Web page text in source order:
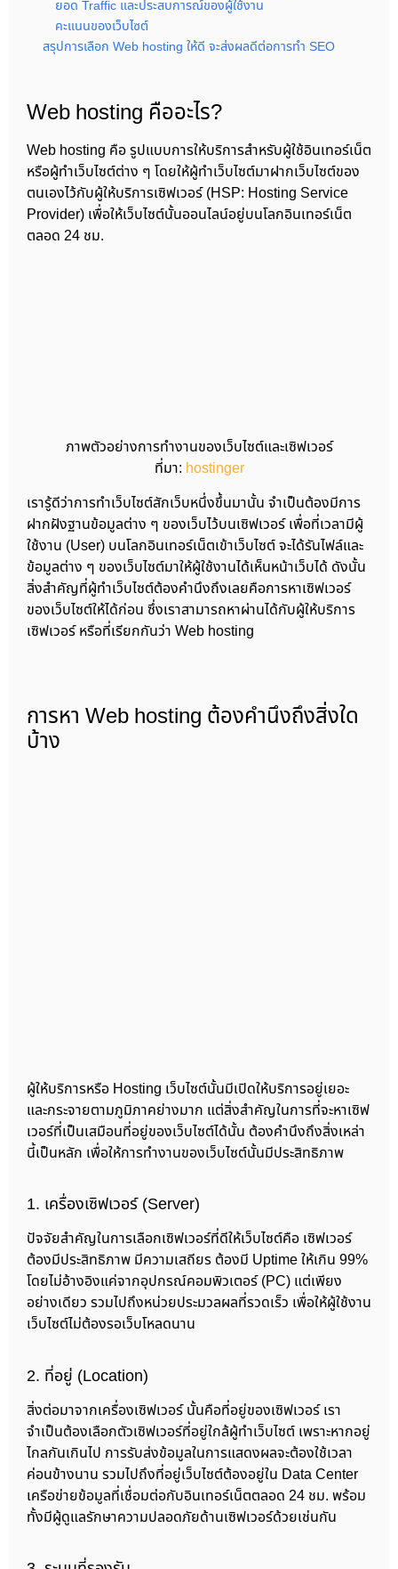
ยอด Traffic และประสบการณ์ของผู้ใช้งาน
คะแนนของเว็บไซต์
สรุปการเลือก Web hosting ให้ดี จะส่งผลดีต่อการทำ SEO
Web hosting คืออะไร?
Web hosting คือ รูปแบบการให้บริการสำหรับผู้ใช้อินเทอร์เน็ต
หรือผู้ทำเว็บไซต์ต่าง ๆ โดยให้ผู้ทำเว็บไซต์มาฝากเว็บไซต์ของ
ตนเองไว้กับผู้ให้บริการเซิฟเวอร์ (HSP: Hosting Service
Provider) เพื่อให้เว็บไซต์นั้นออนไลน์อยู่บนโลกอินเทอร์เน็ต
ตลอด 24 ชม.
ภาพตัวอย่างการทำงานของเว็บไซต์และเซิฟเวอร์
ที่มา: hostinger
เรารู้ดีว่าการทำเว็บไซต์สักเว็บหนึ่งขึ้นมานั้น จำเป็นต้องมีการ
ฝากฝังฐานข้อมูลต่าง ๆ ของเว็บไว้บนเซิฟเวอร์ เพื่อที่เวลามีผู้
ใช้งาน (User) บนโลกอินเทอร์เน็ตเข้าเว็บไซต์ จะได้รันไฟล์และ
ข้อมูลต่าง ๆ ของเว็บไซต์มาให้ผู้ใช้งานได้เห็นหน้าเว็บได้ ดังนั้น
สิ่งสำคัญที่ผู้ทำเว็บไซต์ต้องคำนึงถึงเลยคือการหาเซิฟเวอร์
ของเว็บไซต์ให้ได้ก่อน ซึ่งเราสามารถหาผ่านได้กับผู้ให้บริการ
เซิฟเวอร์ หรือที่เรียกกันว่า Web hosting
การหา Web hosting ต้องคำนึงถึงสิ่งใด
บ้าง
ผู้ให้บริการหรือ Hosting เว็บไซต์นั้นมีเปิดให้บริการอยู่เยอะ
และกระจายตามภูมิภาคย่างมาก แต่สิ่งสำคัญในการที่จะหาเซิฟ
เวอร์ที่เป็นเสมือนที่อยู่ของเว็บไซต์ได้นั้น ต้องคำนึงถึงสิ่งเหล่า
นี้เป็นหลัก เพื่อให้การทำงานของเว็บไซต์นั้นมีประสิทธิภาพ
1. เครื่องเซิฟเวอร์ (Server)
ปัจจัยสำคัญในการเลือกเซิฟเวอร์ที่ดีให้เว็บไซต์คือ เซิฟเวอร์
ต้องมีประสิทธิภาพ มีความเสถียร ต้องมี Uptime ให้เกิน 99%
โดยไม่อ้างอิงแค่จากอุปกรณ์คอมพิวเตอร์ (PC) แต่เพียง
อย่างเดียว รวมไปถึงหน่วยประมวลผลที่รวดเร็ว เพื่อให้ผู้ใช้งาน
เว็บไซต์ไม่ต้องรอเว็บโหลดนาน
2. ที่อยู่ (Location)
สิ่งต่อมาจากเครื่องเซิฟเวอร์ นั้นคือที่อยู่ของเซิฟเวอร์ เรา
จำเป็นต้องเลือกตัวเซิฟเวอร์ที่อยู่ใกล้ผู้ทำเว็บไซต์ เพราะหากอยู่
ไกลกันเกินไป การรับส่งข้อมูลในการแสดงผลจะต้องใช้เวลา
ค่อนข้างนาน รวมไปถึงที่อยู่เว็บไซต์ต้องอยู่ใน Data Center
เครือข่ายข้อมูลที่เชื่อมต่อกับอินเทอร์เน็ตตลอด 24 ชม. พร้อม
ทั้งมีผู้ดูแลรักษาความปลอดภัยด้านเซิฟเวอร์ด้วยเช่นกัน